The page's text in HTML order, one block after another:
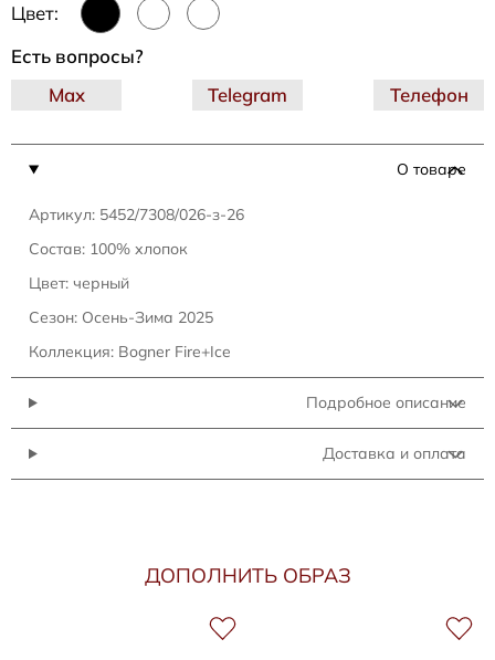
Цвет:
О товаре
Артикул: 5452/7308/026-з-26
Состав: 100% хлопок
Цвет: черный
Сезон: Осень-Зима 2025
Коллекция: Bogner Fire+Ice
Подробное описание
Доставка и оплата
Есть вопросы?
Telegram
Max Телефон
ДОПОЛНИТЬ ОБРАЗ